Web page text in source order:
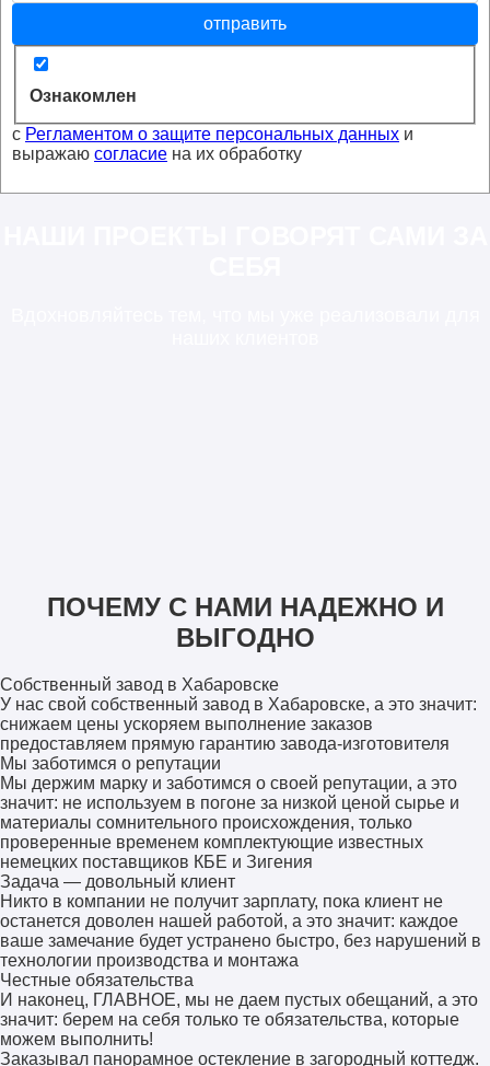
отправить
Ознакомлен
с Регламентом о защите персональных данных и
выражаю согласие на их обработку
ПОЧЕМУ С НАМИ НАДЕЖНО И
ВЫГОДНО
Собственный завод в Хабаровске
У нас свой собственный завод в Хабаровске, а это значит:
снижаем цены ускоряем выполнение заказов
предоставляем прямую гарантию завода-изготовителя
Мы заботимся о репутации
Мы держим марку и заботимся о своей репутации, а это
значит: не используем в погоне за низкой ценой сырье и
материалы сомнительного происхождения, только
проверенные временем комплектующие известных
немецких поставщиков КБЕ и Зигения
Задача — довольный клиент
Никто в компании не получит зарплату, пока клиент не
останется доволен нашей работой, а это значит: каждое
ваше замечание будет устранено быстро, без нарушений в
технологии производства и монтажа
Честные обязательства
И наконец, ГЛАВНОЕ, мы не даем пустых обещаний, а это
значит: берем на себя только те обязательства, которые
можем выполнить!
Заказывал панорамное остекление в загородный коттедж.